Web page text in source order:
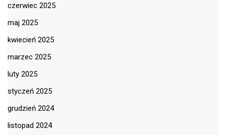
czerwiec 2025
maj 2025
kwiecień 2025
marzec 2025
luty 2025
styczeń 2025
grudzień 2024
listopad 2024